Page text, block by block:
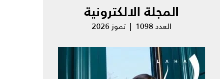
المجلة الالكترونية
العدد 1098 | تموز 2026